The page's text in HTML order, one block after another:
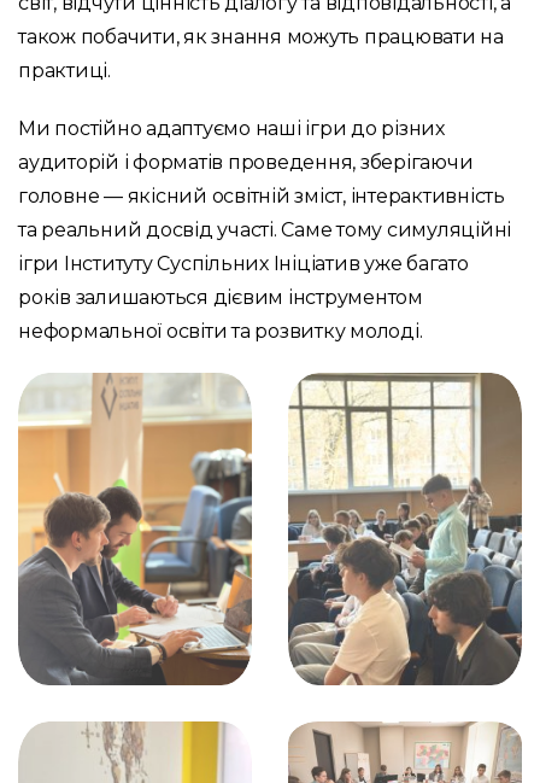
також побачити, як знання можуть працювати на
практиці.
Ми постійно адаптуємо наші ігри до різних
аудиторій і форматів проведення, зберігаючи
головне — якісний освітній зміст, інтерактивність
та реальний досвід участі. Саме тому симуляційні
ігри Інституту Суспільних Ініціатив уже багато
років залишаються дієвим інструментом
неформальної освіти та розвитку молоді.